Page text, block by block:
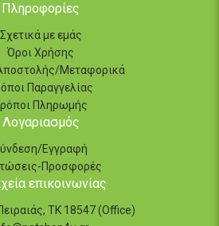
Πληροφορίες
Σχετικά με εμάς
Όροι Χρήσης
Μεταφορικά
Παραγγελίας
Πληρωμής
Λογαριασμός
Εγγραφή
Προσφορές
επικοινωνίας
ΤΚ 18547 (Office)